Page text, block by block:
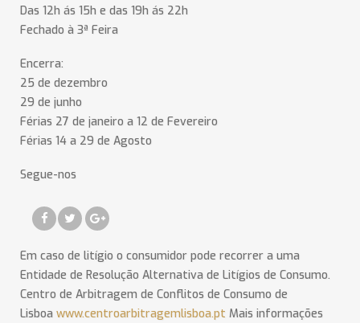
Das 12h ás 15h e das 19h ás 22h
Fechado à 3ª Feira
Encerra:
25 de dezembro
29 de junho
Férias 27 de janeiro a 12 de Fevereiro
Férias 14 a 29 de Agosto
Segue-nos
Em caso de litígio o consumidor pode recorrer a uma
Entidade de Resolução Alternativa de Litígios de Consumo.
Centro de Arbitragem de Conflitos de Consumo de
Lisboa www.centroarbitragemlisboa.pt Mais informações